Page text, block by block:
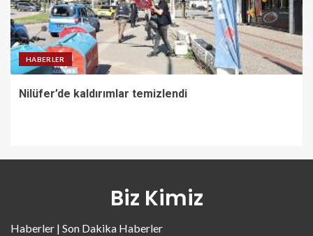
HABERLER
Nilüfer’de kaldırımlar temizlendi
Biz Kimiz
Haberler | Son Dakika Haberler